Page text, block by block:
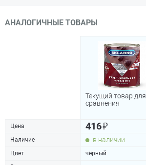
АНАЛОГИЧНЫЕ ТОВАРЫ
Текущий товар для
сравнения
Цена 416₽
Наличие в наличии
Цвет чёрный